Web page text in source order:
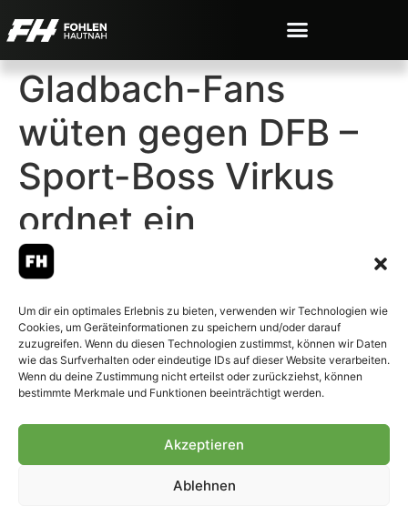
Um dir ein optimales Erlebnis zu bieten, verwenden wir Technologien wie
Cookies, um Geräteinformationen zu speichern und/oder darauf
zuzugreifen. Wenn du diesen Technologien zustimmst, können wir Daten
wie das Surfverhalten oder eindeutige IDs auf dieser Website verarbeiten.
Wenn du deine Zustimmung nicht erteilst oder zurückziehst, können
bestimmte Merkmale und Funktionen beeinträchtigt werden.
Akzeptieren
Ablehnen
Gladbach-Fans
wüten gegen DFB –
Sport-Boss Virkus
ordnet ein
© 2007-2026 Fohlen-Hautnah.de
– Alle rechte vorbehalten.
Fohlen-Hautnah.de ist ein
offiziell eingetragenes Magazin